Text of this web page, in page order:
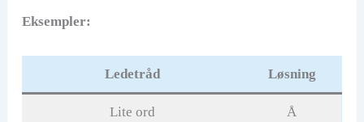
Eksempler:
Ledetråd Løsning
Lite ord Å